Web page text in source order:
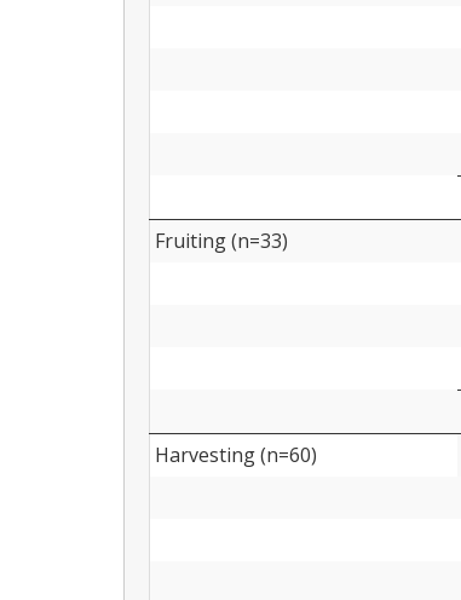
Fruiting (n=33)
Harvesting (n=60)